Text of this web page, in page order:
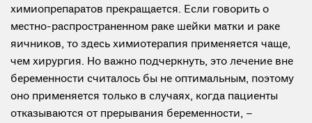
химиопрепаратов прекращается. Если говорить о
местно-распространенном раке шейки матки и раке
яичников, то здесь химиотерапия применяется чаще,
чем хирургия. Но важно подчеркнуть, это лечение вне
беременности считалось бы не оптимальным, поэтому
оно применяется только в случаях, когда пациенты
отказываются от прерывания беременности, –